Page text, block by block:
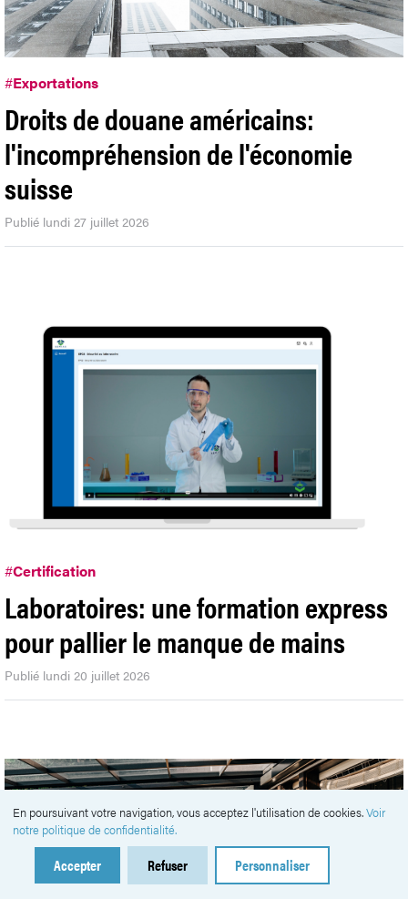
#Exportations
Droits de douane américains:
l'incompréhension de l'économie
suisse
Publié lundi 27 juillet 2026
#Certification
Laboratoires: une formation express
pour pallier le manque de mains
Publié lundi 20 juillet 2026
En poursuivant votre navigation, vous acceptez l'utilisation de cookies.Voir
notre politique de confidentialité.
Accepter Refuser Personnaliser